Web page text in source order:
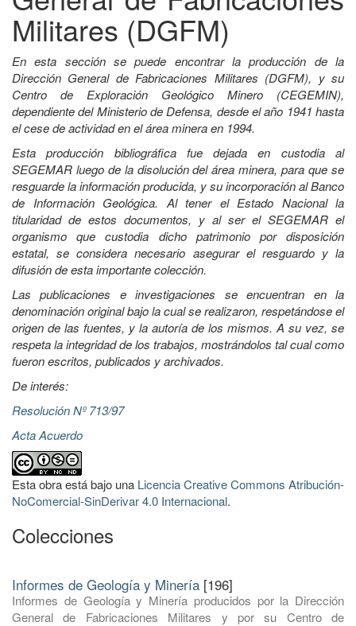
Militares (DGFM)
En esta sección se puede encontrar la producción de la
Dirección General de Fabricaciones Militares (DGFM), y su
Centro de Exploración Geológico Minero (CEGEMIN),
dependiente del Ministerio de Defensa, desde el año 1941 hasta
el cese de actividad en el área minera en 1994.
Esta producción bibliográfica fue dejada en custodia al
SEGEMAR luego de la disolución del área minera, para que se
resguarde la información producida, y su incorporación al Banco
de Información Geológica. Al tener el Estado Nacional la
titularidad de estos documentos, y al ser el SEGEMAR el
organismo que custodia dicho patrimonio por disposición
estatal, se considera necesario asegurar el resguardo y la
difusión de esta importante colección.
Las publicaciones e investigaciones se encuentran en la
denominación original bajo la cual se realizaron, respetándose el
origen de las fuentes, y la autoría de los mismos. A su vez, se
respeta la integridad de los trabajos, mostrándolos tal cual como
fueron escritos, publicados y archivados.
De interés:
Resolución Nº 713/97
Acta Acuerdo
Esta obra está bajo una Licencia Creative Commons Atribución-
NoComercial-SinDerivar 4.0 Internacional.
Colecciones
Informes de Geología y Minería [196]
Informes de Geología y Minería producidos por la Dirección
General de Fabricaciones Militares y por su Centro de